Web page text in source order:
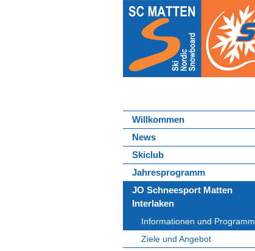
Willkommen
News
Skiclub
Jahresprogramm
JO Schneesport Matten
Interlaken
Informationen und Programm
Ziele und Angebot